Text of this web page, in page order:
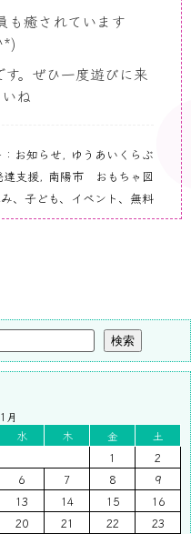
も癒されています
す。ぜひ一度遊びに来
ね
お知らせ, ゆうあいくらぶ
達支援, 南陽市 おもちゃ図
、子ども、イベント、無料
検索
月
水 木 金
土
1
2
6 7 8
9
13 14 15
16
20 21 22 23